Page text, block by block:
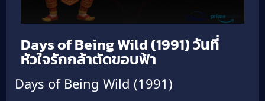
Days of Being Wild (1991) วันที่
หัวใจรักกล้าตัดขอบฟ้า
Days of Being Wild (1991)